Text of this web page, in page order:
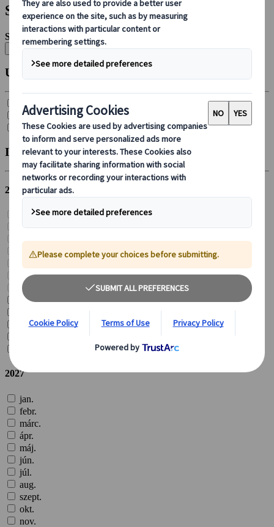
Szűrők
Szűrők:
Összes törlése
Utazás típusa
Csoportos körutazás ( 20 )
Egyéni autós ajánlat (4)
Egyéni út (26)
Indulás hónapja
2026
jan.
febr.
márc.
ápr.
jún.
júl.
aug.
okt.
2027
jan.
febr.
márc.
ápr.
máj.
jún.
júl.
aug.
szept.
okt.
nov.